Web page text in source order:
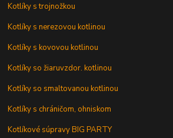
Kotlíky s trojnožkou
Kotlíky s nerezovou kotlinou
Kotlíky s kovovou kotlinou
Kotlíky so žiaruvzdor. kotlinou
Kotlíky so smaltovanou kotlinou
Kotlíky s chráničom, ohniskom
Kotlíkové súpravy BIG PARTY